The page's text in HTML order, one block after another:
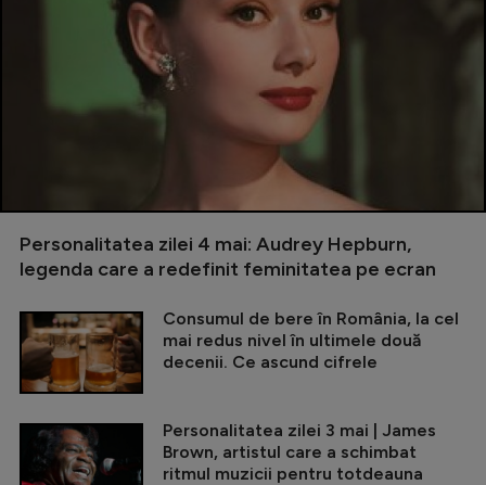
Personalitatea zilei 4 mai: Audrey Hepburn,
legenda care a redefinit feminitatea pe ecran
Consumul de bere în România, la cel
mai redus nivel în ultimele două
decenii. Ce ascund cifrele
Personalitatea zilei 3 mai | James
Brown, artistul care a schimbat
ritmul muzicii pentru totdeauna